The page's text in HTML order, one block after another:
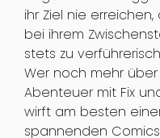
ihr Ziel nie
bei ihrem
stets zu
Wer noch mehr
Abenteuer mit Fix
wirft am besten
spannenden